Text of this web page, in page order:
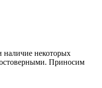
некоторых
Приносим